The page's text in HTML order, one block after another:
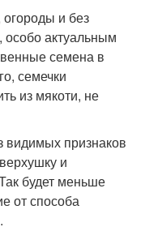
огороды и без
актуальным
семена в
семечки
из мякоти, не
видимых признаков
и
будет меньше
от способа